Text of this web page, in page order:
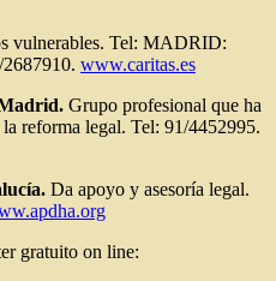
vulnerables. Tel: MADRID:
www.caritas.es
Grupo profesional que ha
reforma legal. Tel: 91/4452995.
Da apoyo y asesoría legal.
gratuito on line: